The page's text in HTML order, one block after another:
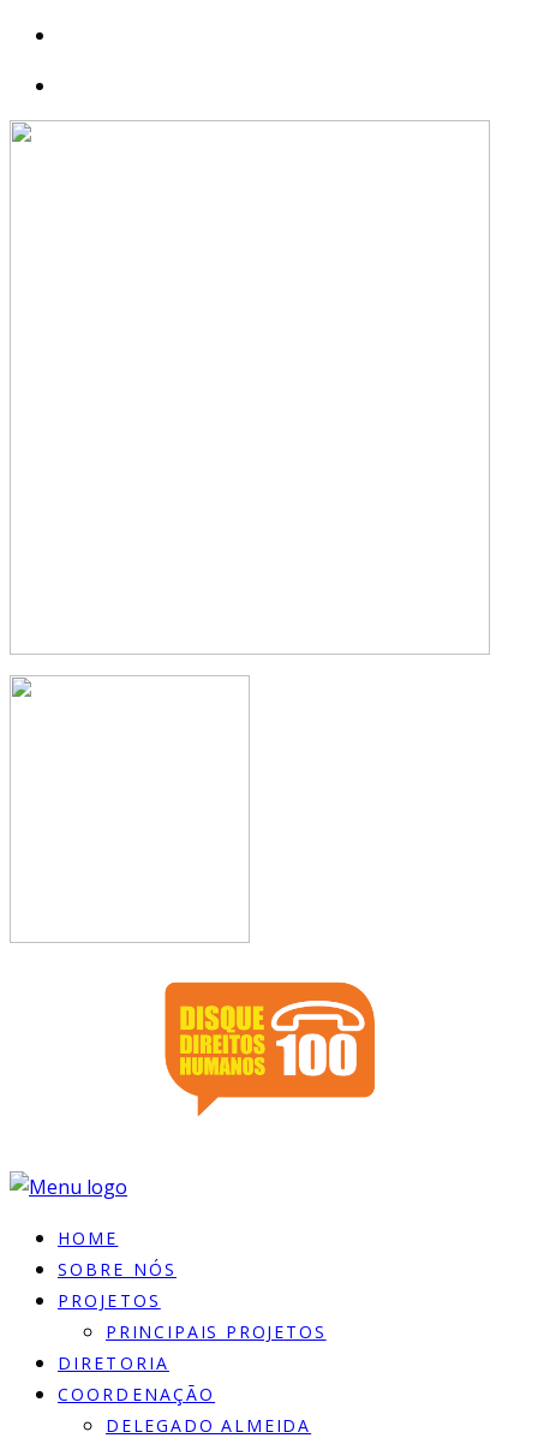
HOME
SOBRE NÓS
PROJETOS
PRINCIPAIS PROJETOS
DIRETORIA
COORDENAÇÃO
DELEGADO ALMEIDA